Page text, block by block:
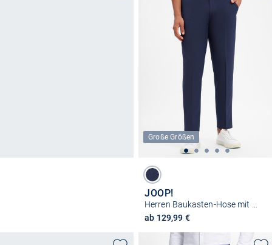
Große Größen
JOOP!
ab 129,99 €